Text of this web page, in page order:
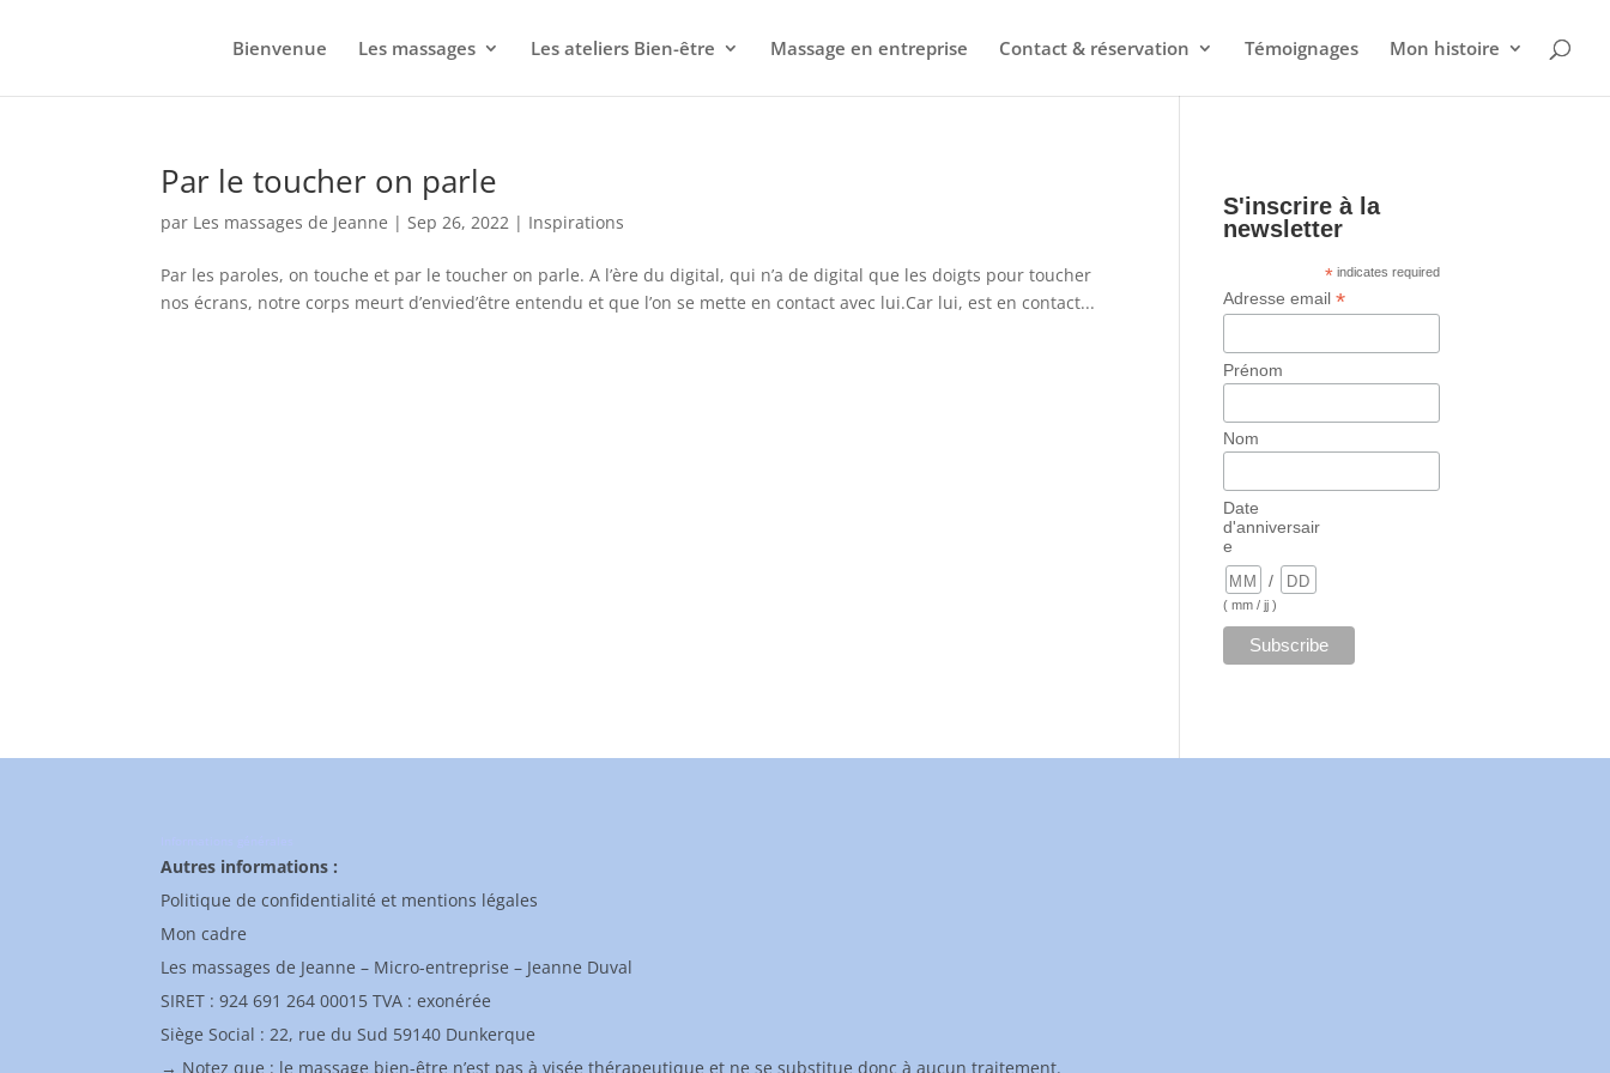
Bienvenue Les massages Les ateliers Bien-être Massage en entreprise Contact & réservation Témoignages Mon histoire
Par le toucher on parle
par Les massages de Jeanne |Sep 26, 2022 | Inspirations
Par les paroles, on touche et par le toucher on parle. A l’ère du digital, qui n’a de digital que les doigts pour toucher
nos écrans, notre corps meurt d’envied’être entendu et que l’on se mette en contact avec lui.Car lui, est en contact...
S'inscrire à la
newsletter
* indicates required
Adresse email *
Prénom
Nom
Date
d'anniversair
e
/
( mm / jj )
Autres informations :
Politique de confidentialité et mentions légales
Mon cadre
Les massages de Jeanne – Micro-entreprise – Jeanne Duval
SIRET : 924 691 264 00015 TVA : exonérée
Siège Social : 22, rue du Sud 59140 Dunkerque
→ Notez que : le massage bien-être n’est pas à visée thérapeutique et ne se substitue donc à aucun traitement.